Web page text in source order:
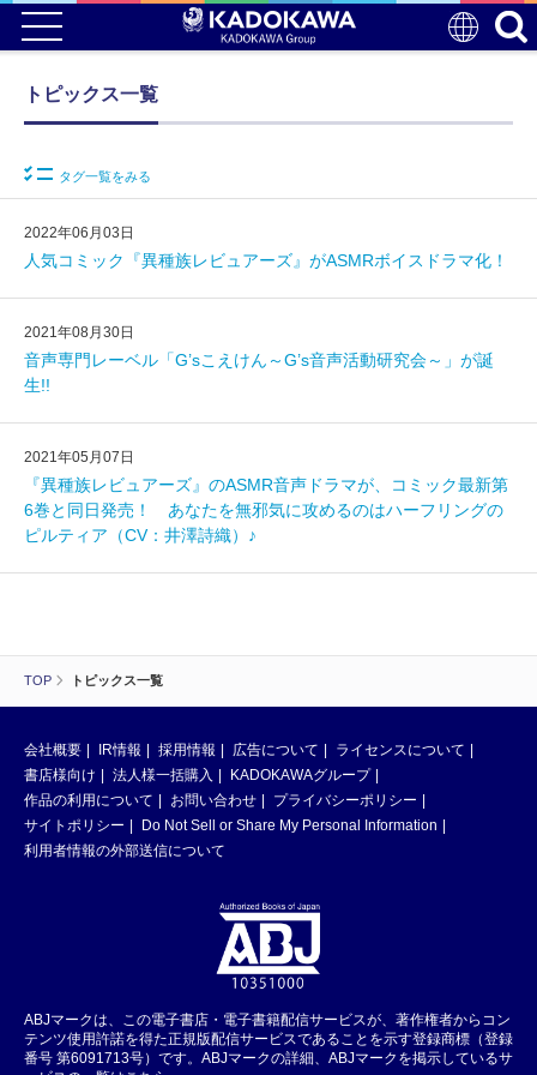
TOP トピックス一覧
トピックス一覧
タグ一覧をみる
2022年06月03日
人気コミック『異種族レビュアーズ』がASMRボイスドラマ化！
2021年08月30日
音声専門レーベル「G’sこえけん～G’s音声活動研究会～」が誕
生!!
2021年05月07日
『異種族レビュアーズ』のASMR音声ドラマが、コミック最新第
6巻と同日発売！ あなたを無邪気に攻めるのはハーフリングの
ピルティア（CV：井澤詩織）♪
会社概要 IR情報 採用情報 広告について
ライセンスについて
書店様向け
法人様一括購入
KADOKAWAグループ
作品の利用について
お問い合わせ
プライバシーポリシー
サイトポリシー
Do Not Sell or Share My Personal Information
利用者情報の外部送信について
ABJマークは、この電子書店・電子書籍配信サービスが、著作権者からコン
テンツ使用許諾を得た正規版配信サービスであることを示す登録商標（登録
番号 第6091713号）です。ABJマークの詳細、ABJマークを掲示しているサ